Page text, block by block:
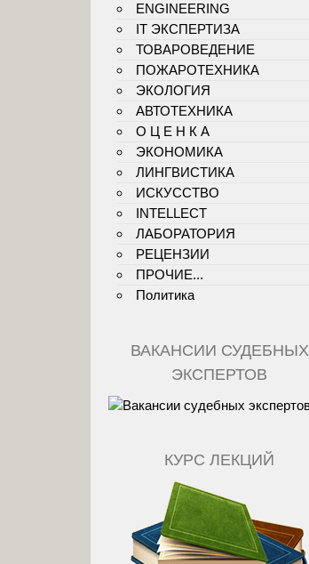
ENGINEERING
IT ЭКСПЕРТИЗА
ТОВАРОВЕДЕНИЕ
ПОЖАРОТЕХНИКА
ЭКОЛОГИЯ
АВТОТЕХНИКА
О Ц Е Н К А
ЭКОНОМИКА
ЛИНГВИСТИКА
ИСКУССТВО
INTELLECT
ЛАБОРАТОРИЯ
РЕЦЕНЗИИ
ПРОЧИЕ...
Политика
ВАКАНСИИ СУДЕБНЫХ
ЭКСПЕРТОВ
КУРС ЛЕКЦИЙ